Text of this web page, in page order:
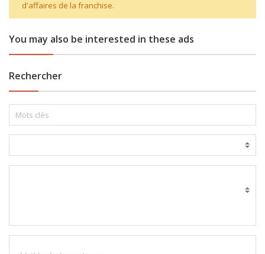
d'affaires de la franchise.
You may also be interested in these ads
Rechercher